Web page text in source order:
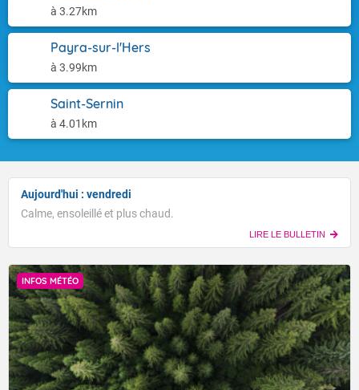
à 3.27km
Payra-sur-l'Hers
à 3.99km
Saint-Sernin
à 4.01km
Aujourd'hui : vendredi
Calme, ensoleillé et plus chaud.
LIRE LE BULLETIN
INFOS MÉTÉO